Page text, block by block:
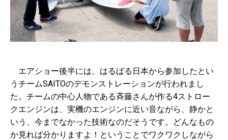
エアショー後半には、はるばる日本から参加したとい
うチームSAITOのデモンストレーションが行われまし
た。チームの中心人物である斉藤さんが作る4ストロー
クエンジンは、実機のエンジンに近い音ながら、静かと
いう、今までなかった技術なのだそうです。どんなもの
か見れば分かりますよ！ということでワクワクしながら